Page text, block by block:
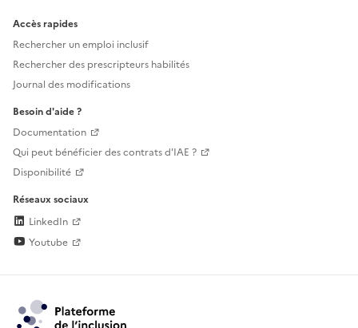
Accès rapides
Rechercher un emploi inclusif
Rechercher des prescripteurs habilités
Journal des modifications
Besoin d'aide ?
Documentation
Qui peut bénéficier des contrats d'IAE ?
Disponibilité
Réseaux sociaux
LinkedIn
Youtube